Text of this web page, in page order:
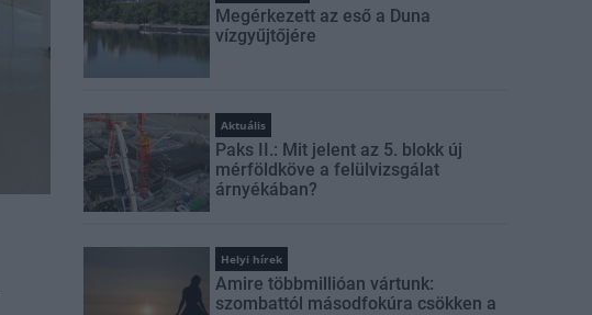
Megérkezett az eső a Duna
vízgyűjtőjére
Aktuális
Paks II.: Mit jelent az 5. blokk új
mérföldköve a felülvizsgálat
árnyékában?
Helyi hírek
Amire többmillióan vártunk:
szombattól másodfokúra csökken a